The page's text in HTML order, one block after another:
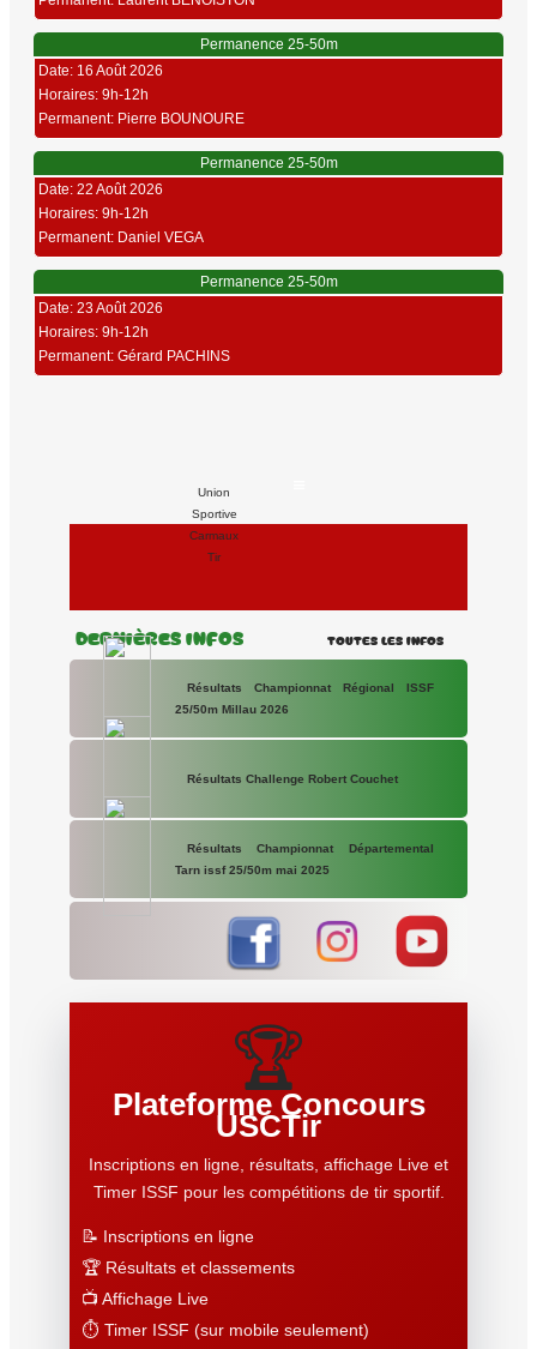
Permanence 25-50m
Date: 16 Août 2026
Horaires: 9h-12h
Permanent: Pierre BOUNOURE
Permanence 25-50m
Date: 22 Août 2026
Horaires: 9h-12h
Permanent: Daniel VEGA
Permanence 25-50m
Date: 23 Août 2026
Horaires: 9h-12h
Permanent: Gérard PACHINS
Union
Sportive
Carmaux
Tir
Dernières Infos Toutes les Infos
Résultats Championnat Régional ISSF
25/50m Millau 2026
Résultats Challenge Robert Couchet
Résultats Championnat Départemental
Tarn issf 25/50m mai 2025
🏆
Plateforme Concours
USCTir
Inscriptions en ligne, résultats, affichage Live et
Timer ISSF pour les compétitions de tir sportif.
📝 Inscriptions en ligne
🏆 Résultats et classements
📺 Affichage Live
⏱️ Timer ISSF (sur mobile seulement)